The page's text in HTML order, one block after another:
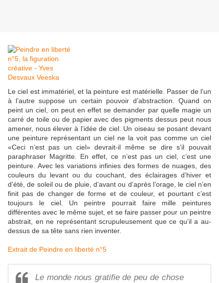
Le ciel est immatériel, et la peinture est matérielle. Passer de l’un
à l’autre suppose un certain pouvoir d’abstraction. Quand on
peint un ciel, on peut en effet se demander par quelle magie un
carré de toile ou de papier avec des pigments dessus peut nous
amener, nous élever à l’idée de ciel. Un oiseau se posant devant
une peinture représentant un ciel ne la voit pas comme un ciel
«Ceci n’est pas un ciel» devrait-il même se dire s’il pouvait
paraphraser Magritte. En effet, ce n’est pas un ciel, c’est une
peinture. Avec les variations infinies des formes de nuages, des
couleurs du levant ou du couchant, des éclairages d’hiver et
d’été, de soleil ou de pluie, d’avant ou d’après l’orage, le ciel n’en
finit pas de changer de forme et de couleur, et pourtant c’est
toujours le ciel. Un peintre pourrait faire mille peintures
différentes avec le même sujet, et se faire passer pour un peintre
abstrait, en ne représentant scrupuleusement que ce qu’il a au-
dessus de sa tête sans rien inventer.
Extrait de Peindre en liberté n°5
Le monde nous gratifie de peu de chose